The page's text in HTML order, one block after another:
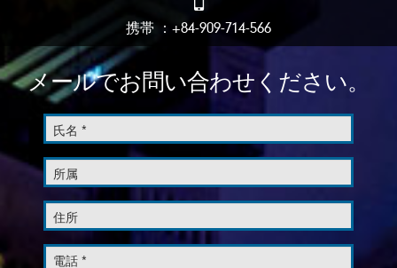
携帯 ：+84-909-714-566
メールでお問い合わせください。